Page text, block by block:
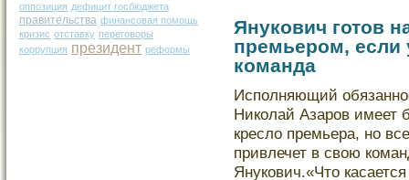
оппозиция дефицит госбюджета
правительства финансовая помощь
кризис отставку переговоры
коррупция президент реформы
Янукович готов
премьером, если
команда
Исполняющий
Николай Азаров имеет
кресло премьера, но
привлечет в свою
Янукович.«Что